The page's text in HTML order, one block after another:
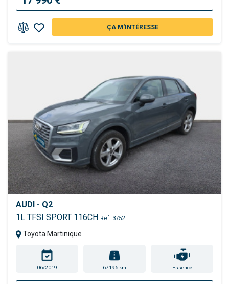
ÇA M'INTÉRESSE
AUDI - Q2
1L TFSI SPORT 116CH Ref. 3752
Toyota Martinique
06/2019 67196 km Essence